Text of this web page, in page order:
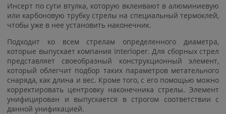
Инсерт по сути втулка, которую вклеивают в алюминиевую
или карбоновую трубку стрелы на специальный термоклей,
чтобы уже в нее установить наконечник.
Подходит ко всем стрелам определенного диаметра,
которые выпускает компания Interloper. Для сборных стрел
представляет своеобразный конструкционный элемент,
который облегчит подбор таких параметров метательного
снаряда, как длина и вес. Кроме того, с его помощью можно
корректировать центровку наконечника стрелы. Элемент
унифицирован и выпускается в строгом соответствии с
данной унификацией.